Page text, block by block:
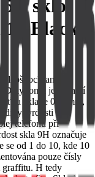
5D sklo
16 Black
ochranu
Díky tomu je přilnutí
skla je 0,33mm,
díky tvrdosti 9H
telefonu při
skla 9H označuje
se od 1 do 10, kde 10
pouze čísly
graffitu. H tedy